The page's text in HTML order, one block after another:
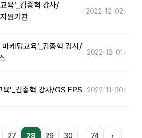
육'_김종혁 강사/
원기관
2022-12-02›
마케팅교육'_김종혁 강사/
2022-12-01 ›
육'_김종혁 강사/GS EPS 2022-11-30›
27 28 29 30 … 74 ›